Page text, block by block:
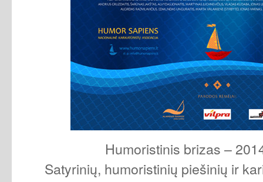
Humoristinis brizas –
Satyrinių, humoristinių piešinių ir